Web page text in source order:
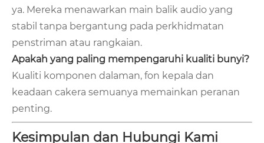
ya. Mereka menawarkan main balik audio yang
stabil tanpa bergantung pada perkhidmatan
penstriman atau rangkaian.
Apakah yang paling mempengaruhi kualiti bunyi?
Kualiti komponen dalaman, fon kepala dan
keadaan cakera semuanya memainkan peranan
penting.
Kesimpulan dan Hubungi Kami